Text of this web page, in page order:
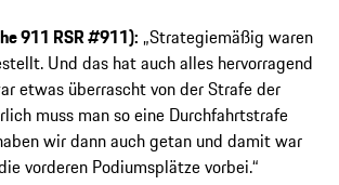
911 RSR #911): „Strategiemäßig waren
Und das hat auch alles hervorragend
etwas überrascht von der Strafe der
muss man so eine Durchfahrtstrafe
wir dann auch getan und damit war
vorderen Podiumsplätze vorbei.“